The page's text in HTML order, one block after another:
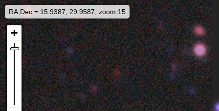
RA,Dec = 15.9387, 29.9587, zoom 15